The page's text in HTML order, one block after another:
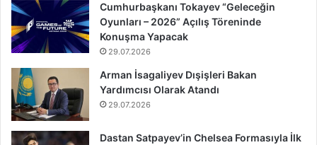
Cumhurbaşkanı Tokayev “Geleceğin
Oyunları – 2026” Açılış Töreninde
Konuşma Yapacak
29.07.2026
Arman İsagaliyev Dışişleri Bakan
Yardımcısı Olarak Atandı
29.07.2026
Dastan Satpayev’in Chelsea Formasıyla İlk